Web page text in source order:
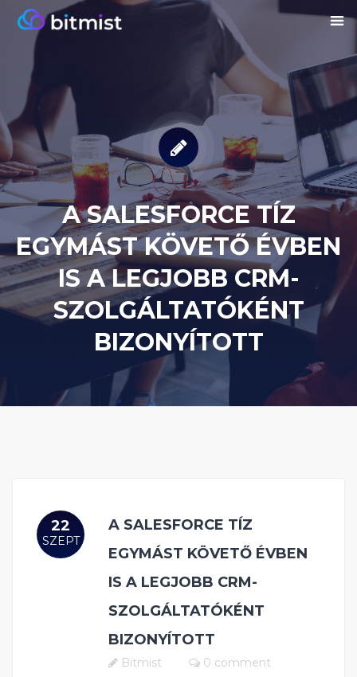
A SALESFORCE TÍZ
EGYMÁST KÖVETŐ ÉVBEN
IS A LEGJOBB CRM-
SZOLGÁLTATÓKÉNT
BIZONYÍTOTT
22
SZEPT
A SALESFORCE TÍZ
EGYMÁST KÖVETŐ ÉVBEN
IS A LEGJOBB CRM-
SZOLGÁLTATÓKÉNT
BIZONYÍTOTT
Bitmist 0 comment